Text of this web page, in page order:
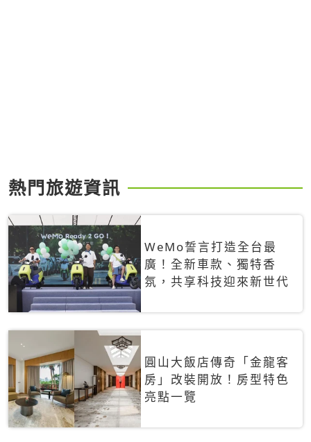
熱門旅遊資訊
WeMo誓言打造全台最
廣！全新車款、獨特香
氛，共享科技迎來新世代
圓山大飯店傳奇「金龍客
房」改裝開放！房型特色
亮點一覽